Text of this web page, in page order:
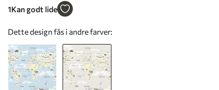
landemærker Nr. u96587v1
1Kan godt lide
Dette design fås i andre farver: